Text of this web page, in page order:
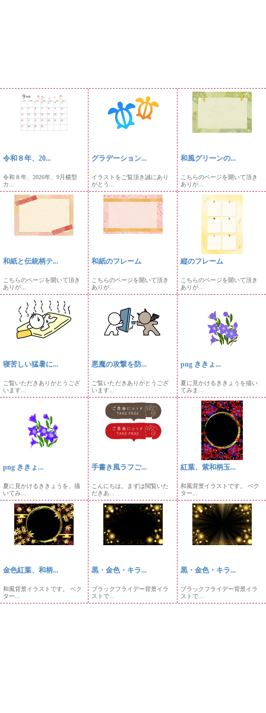
令和８年、20...
令和８年、2026年、9月横型
カ...
グラデーション...
イラストをご覧頂き誠にあり
がとう...
和風グリーンの...
こちらのページを開いて頂き
ありが...
和紙と伝統柄テ...
こちらのページを開いて頂き
ありが...
和紙のフレーム
こちらのページを開いて頂き
ありが...
縦のフレーム
こちらのページを開いて頂き
ありが...
寝苦しい猛暑に...
ご覧いただきありがとうござ
います...
悪魔の攻撃を防...
ご覧いただきありがとうござ
います...
png ききょ...
夏に見かけるききょうを描い
てみま...
png ききょ...
夏に見かけるききょうを、描
いてみ...
手書き風ラフご...
こんにちは。まずは閲覧いた
だきあ...
紅葉、紫和柄玉...
和風背景イラストです。 ベク
ター...
金色紅葉、和柄...
和風背景イラストです。 ベク
ター...
黒・金色・キラ...
ブラックフライデー背景イラ
ストで...
黒・金色・キラ...
ブラックフライデー背景イラ
ストで...